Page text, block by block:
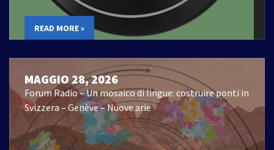
READ MORE »
MAGGIO 28, 2026
Forum Radio – Un mosaico di lingue: costruire ponti in
Svizzera – Genève – Nuove arie